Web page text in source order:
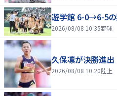
遊学館 6-0→6-5の
2026/08/08 10:35野球
久保凛が決勝進
2026/08/08 10:20陸上